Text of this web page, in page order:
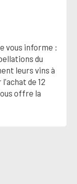
vous informe :
du
leurs vins à
de 12
offre la